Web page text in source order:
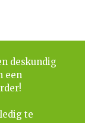
deskundig
een
te